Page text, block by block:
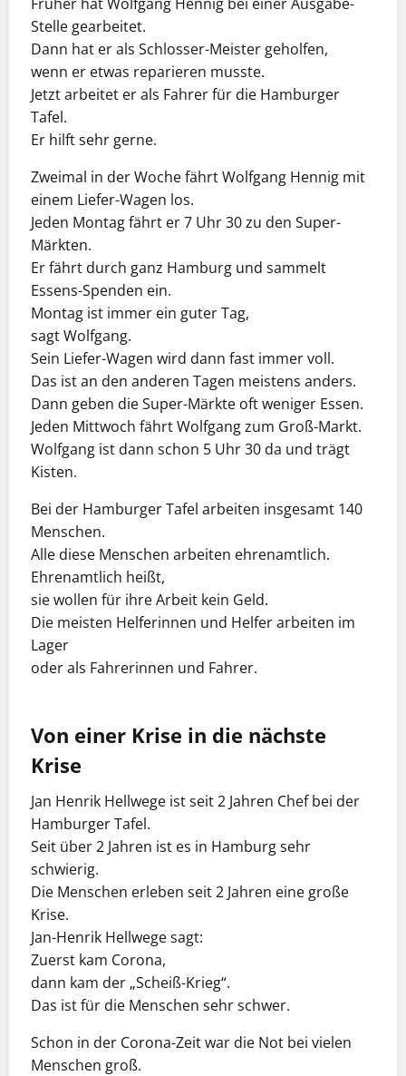
Stelle gearbeitet.
Dann hat er als Schlosser-Meister geholfen,
wenn er etwas reparieren musste.
Jetzt arbeitet er als Fahrer für die Hamburger
Tafel.
Er hilft sehr gerne.
Zweimal in der Woche fährt Wolfgang Hennig mit
einem Liefer-Wagen los.
Jeden Montag fährt er 7 Uhr 30 zu den Super-
Märkten.
Er fährt durch ganz Hamburg und sammelt
Essens-Spenden ein.
Montag ist immer ein guter Tag,
sagt Wolfgang.
Sein Liefer-Wagen wird dann fast immer voll.
Das ist an den anderen Tagen meistens anders.
Dann geben die Super-Märkte oft weniger Essen.
Jeden Mittwoch fährt Wolfgang zum Groß-Markt.
Wolfgang ist dann schon 5 Uhr 30 da und trägt
Kisten.
Bei der Hamburger Tafel arbeiten insgesamt 140
Menschen.
Alle diese Menschen arbeiten ehrenamtlich.
Ehrenamtlich heißt,
sie wollen für ihre Arbeit kein Geld.
Die meisten Helferinnen und Helfer arbeiten im
Lager
oder als Fahrerinnen und Fahrer.
Von einer Krise in die nächste
Krise
Jan Henrik Hellwege ist seit 2 Jahren Chef bei der
Hamburger Tafel.
Seit über 2 Jahren ist es in Hamburg sehr
schwierig.
Die Menschen erleben seit 2 Jahren eine große
Krise.
Jan-Henrik Hellwege sagt:
Zuerst kam Corona,
dann kam der „Scheiß-Krieg“.
Das ist für die Menschen sehr schwer.
Schon in der Corona-Zeit war die Not bei vielen
Menschen groß.